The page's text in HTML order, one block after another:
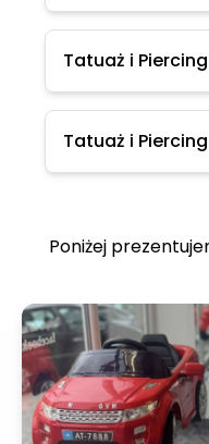
Tatuaż i
Tatuaż i
Poniżej